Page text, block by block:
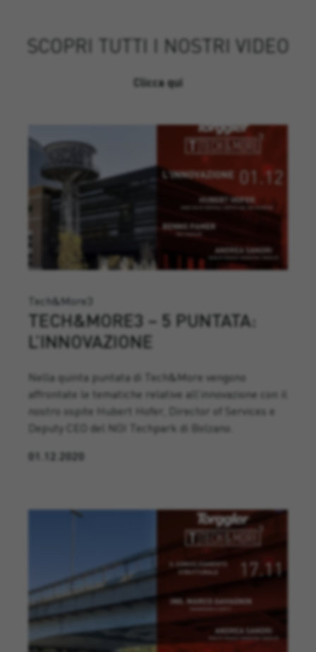
SCOPRI TUTTI I NOSTRI VIDEO
Clicca qui
Tech&More3
TECH&MORE3 – 5 PUNTATA:
L’INNOVAZIONE
Nella quinta puntata di Tech&More vengono
affrontate le tematiche relative all’innovazione con il
nostro ospite Hubert Hofer, Director of Services e
Deputy CEO del NOI Techpark di Bolzano.
01.12.2020